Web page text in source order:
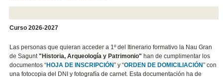
Curso 2026-2027
Las personas que quieran acceder a 1º del Itinerario formativo la Nau Gran
de Sagunt"Historia, Arqueología y Patrimonio" han de cumplimentar los
documentos“HOJA DE INSCRIPCIÓN” y “ORDEN DE DOMICILIACIÓN” con
una fotocopia del DNI y fotografía de carnet. Esta documentación ha de